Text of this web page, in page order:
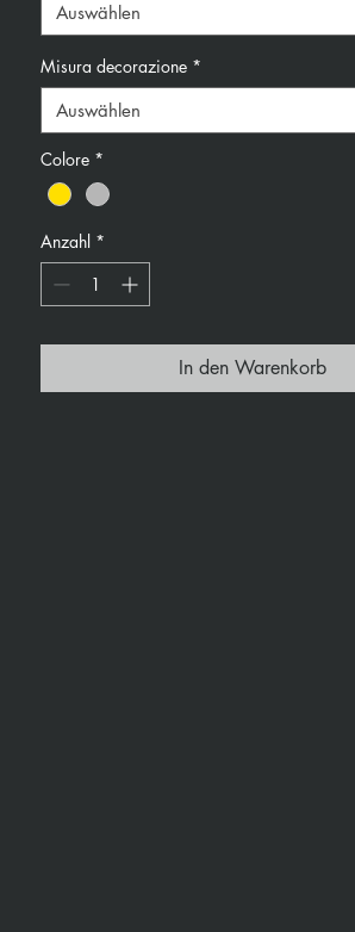
Auswählen
Misura decorazione *
Auswählen
Colore *
Anzahl *
In den Warenkorb